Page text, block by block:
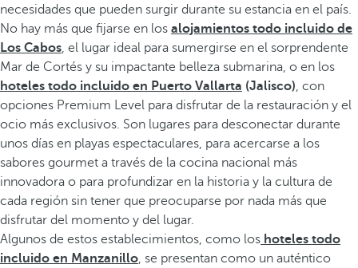
necesidades que pueden surgir durante su estancia en el país.
No hay más que fijarse en los alojamientos todo incluido de
Los Cabos, el lugar ideal para sumergirse en el sorprendente
Mar de Cortés y su impactante belleza submarina, o en los
hoteles todo incluido en Puerto Vallarta (Jalisco), con
opciones Premium Level para disfrutar de la restauración y el
ocio más exclusivos. Son lugares para desconectar durante
unos días en playas espectaculares, para acercarse a los
sabores gourmet a través de la cocina nacional más
innovadora o para profundizar en la historia y la cultura de
cada región sin tener que preocuparse por nada más que
disfrutar del momento y del lugar.
Algunos de estos establecimientos, como los hoteles todo
incluido en Manzanillo, se presentan como un auténtico